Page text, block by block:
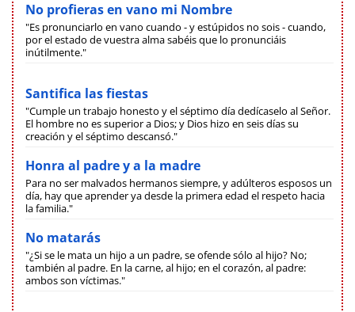
No profieras en vano mi Nombre
"Es pronunciarlo en vano cuando - y estúpidos no sois - cuando,
por el estado de vuestra alma sabéis que lo pronunciáis
inútilmente."
Santifica las fiestas
"Cumple un trabajo honesto y el séptimo día dedícaselo al Señor.
El hombre no es superior a Dios; y Dios hizo en seis días su
creación y el séptimo descansó."
Honra al padre y a la madre
Para no ser malvados hermanos siempre, y adúlteros esposos un
día, hay que aprender ya desde la primera edad el respeto hacia
la familia."
No matarás
"¿Si se le mata un hijo a un padre, se ofende sólo al hijo? No;
también al padre. En la carne, al hijo; en el corazón, al padre:
ambos son víctimas."